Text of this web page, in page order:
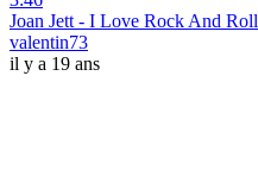
Joan Jett - I Love Rock And Roll
valentin73
il y a 19 ans